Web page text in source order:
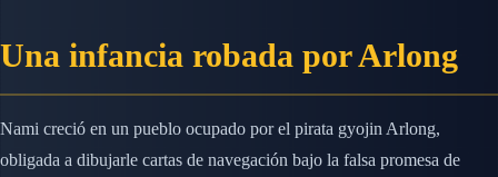
Una infancia robada por Arlong
Nami creció en un pueblo ocupado por el pirata gyojin Arlong,
obligada a dibujarle cartas de navegación bajo la falsa promesa de